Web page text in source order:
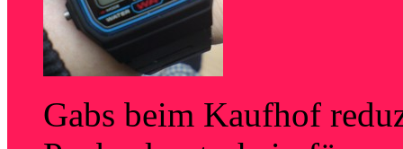
Gabs beim Kaufhof